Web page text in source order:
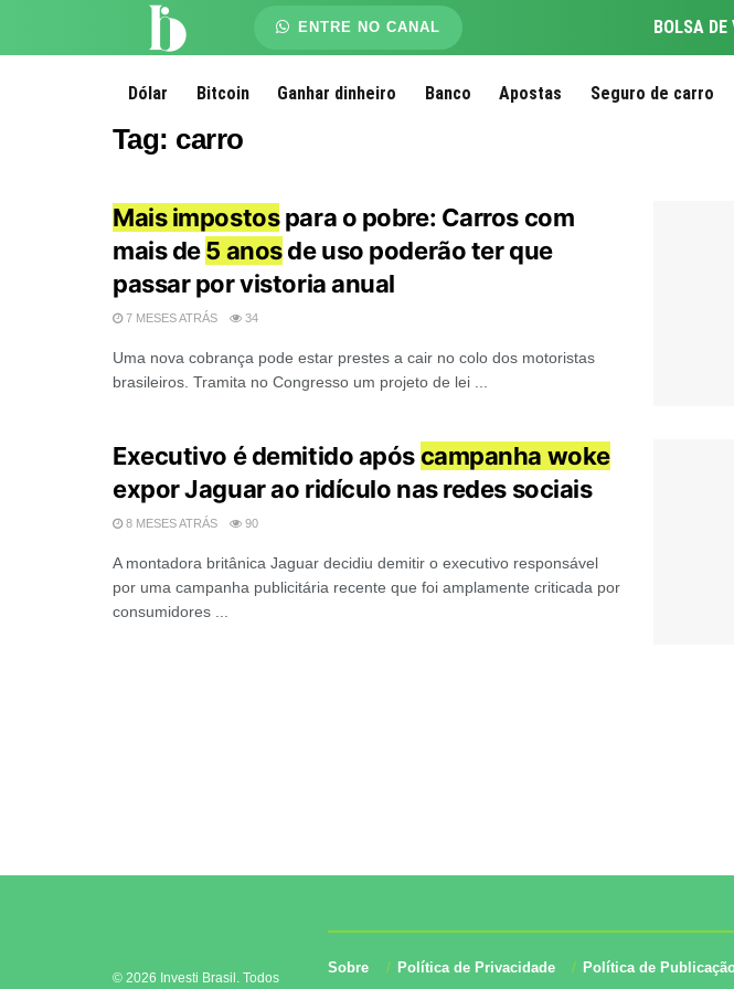
ENTRE NO CANAL BOLSA DE
Dólar Bitcoin Ganhar dinheiro Banco Apostas Seguro de carro
Tag: carro
Mais impostospara o pobre: Carros com
mais de5 anosde uso poderão ter que
passar por vistoria anual
7 MESES ATRÁS 34
Uma nova cobrança pode estar prestes a cair no colo dos motoristas
brasileiros. Tramita no Congresso um projeto de lei ...
Executivo é demitido após campanha woke
expor Jaguar ao ridículo nas redes sociais
8 MESES ATRÁS 90
A montadora britânica Jaguar decidiu demitir o executivo responsável
por uma campanha publicitária recente que foi amplamente criticada por
consumidores ...
© 2026 Investi Brasil. Todos
Sobre Política de Privacidade Política de